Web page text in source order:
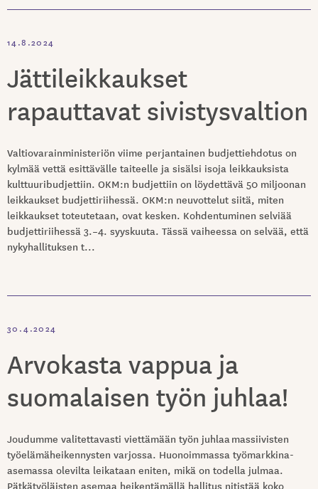
14.8.2024
Jättileikkaukset
rapauttavat sivistysvaltion
Valtiovarainministeriön viime perjantainen budjettiehdotus on
kylmää vettä esittävälle taiteelle ja sisälsi isoja leikkauksista
kulttuuribudjettiin. OKM:n budjettiin on löydettävä 50 miljoonan
leikkaukset budjettiriihessä. OKM:n neuvottelut siitä, miten
leikkaukset toteutetaan, ovat kesken. Kohdentuminen selviää
budjettiriihessä 3.–4. syyskuuta. Tässä vaiheessa on selvää, että
nykyhallituksen t...
30.4.2024
Arvokasta vappua ja
suomalaisen työn juhlaa!
Joudumme valitettavasti viettämään työn juhlaa massiivisten
työelämäheikennysten varjossa. Huonoimmassa työmarkkina-
asemassa olevilta leikataan eniten, mikä on todella julmaa.
Pätkätyöläisten asemaa heikentämällä hallitus nitistää koko